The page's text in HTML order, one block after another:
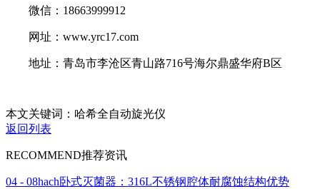
微信：18663999912
网址：www.yrc17.com
地址：青岛市李沧区青山路716号海尔鼎盛华府B区
本文关键词：哈希全自动旋光仪
返回列表
RECOMMEND推荐资讯
04 - 08hach卧式灭菌器：316L不锈钢腔体耐腐蚀结构优势